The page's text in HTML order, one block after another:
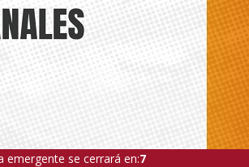
emergente se cerrará en:6